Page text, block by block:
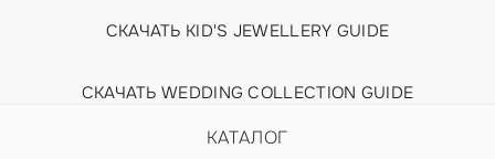
СКАЧАТЬ KID'S JEWELLERY GUIDE
СКАЧАТЬ WEDDING COLLECTION GUIDE
КАТАЛОГ